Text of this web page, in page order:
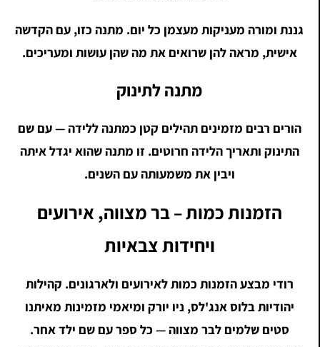
גננת ומורה מעניקות מעצמן כל יום. מתנה כזו, עם הקדשה
אישית, מראה להן שרואים את מה שהן עושות ומעריכים.
מתנה לתינוק
הורים רבים מזמינים תהילים קטן כמתנה ללידה — עם שם
התינוק ותאריך הלידה חרוטים. זו מתנה שהוא יגדל איתה
ויבין את משמעותה עם השנים.
הזמנות כמות – בר מצווה, אירועים
ויחידות צבאיות
רודי מבצע הזמנות כמות לאירועים ולארגונים. קהילות
יהודיות בלוס אנג'לס, ניו יורק ומיאמי מזמינות מאיתנו
סטים שלמים לבר מצווה — כל ספר עם שם ילד אחר.